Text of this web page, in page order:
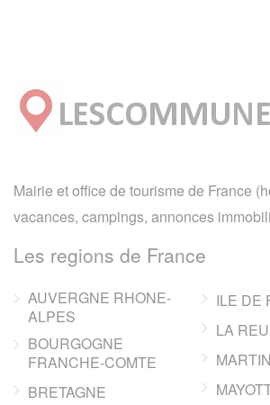
Mairie et office de tourisme de France
vacances, campings, annonces
Les regions de France
AUVERGNE RHONE-
ALPES
BOURGOGNE
FRANCHE-COMTE
BRETAGNE
ILE DE
LA